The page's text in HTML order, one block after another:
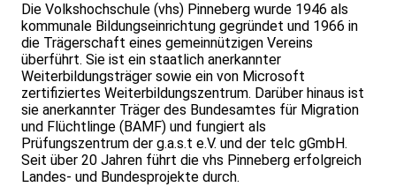
Die Volkshochschule (vhs) Pinneberg wurde 1946 als
kommunale Bildungseinrichtung gegründet und 1966 in
die Trägerschaft eines gemeinnützigen Vereins
überführt. Sie ist ein staatlich anerkannter
Weiterbildungsträger sowie ein von Microsoft
zertifiziertes Weiterbildungszentrum. Darüber hinaus ist
sie anerkannter Träger des Bundesamtes für Migration
und Flüchtlinge (BAMF) und fungiert als
Prüfungszentrum der g.a.s.t e.V. und der telc gGmbH.
Seit über 20 Jahren führt die vhs Pinneberg erfolgreich
Landes- und Bundesprojekte durch.